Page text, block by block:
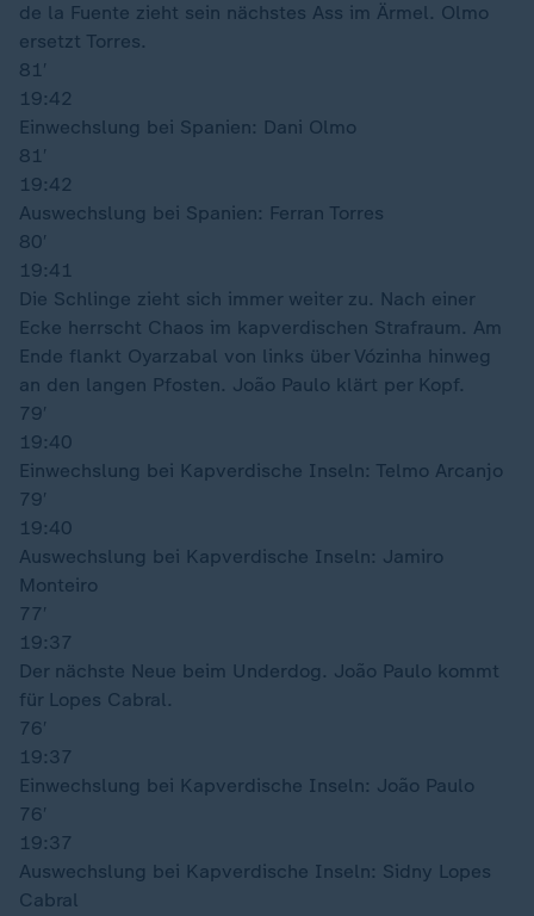
de la Fuente zieht sein nächstes Ass im Ärmel. Olmo
ersetzt Torres.
81′
19:42
Einwechslung bei Spanien: Dani Olmo
81′
19:42
Auswechslung bei Spanien: Ferran Torres
80′
19:41
Die Schlinge zieht sich immer weiter zu. Nach einer
Ecke herrscht Chaos im kapverdischen Strafraum. Am
Ende flankt Oyarzabal von links über Vózinha hinweg
an den langen Pfosten. João Paulo klärt per Kopf.
79′
19:40
Einwechslung bei Kapverdische Inseln: Telmo Arcanjo
79′
19:40
Auswechslung bei Kapverdische Inseln: Jamiro
Monteiro
77′
19:37
Der nächste Neue beim Underdog. João Paulo kommt
für Lopes Cabral.
76′
19:37
Einwechslung bei Kapverdische Inseln: João Paulo
76′
19:37
Auswechslung bei Kapverdische Inseln: Sidny Lopes
Cabral